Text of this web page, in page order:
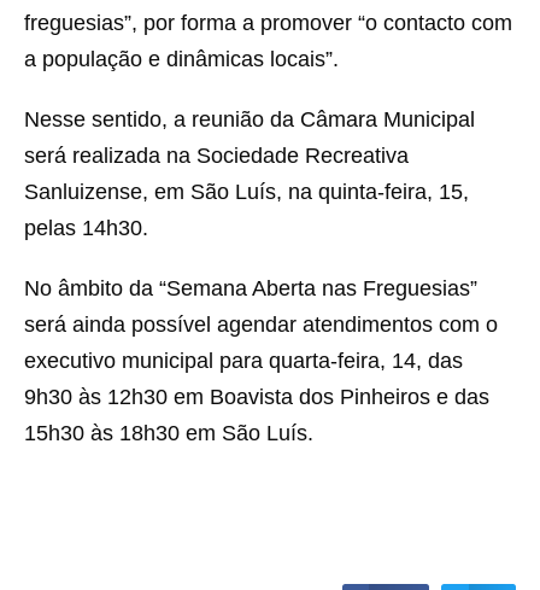
freguesias”, por forma a promover “o contacto com
a população e dinâmicas locais”.
Nesse sentido, a reunião da Câmara Municipal
será realizada na Sociedade Recreativa
Sanluizense, em São Luís, na quinta-feira, 15,
pelas 14h30.
No âmbito da “Semana Aberta nas Freguesias”
será ainda possível agendar atendimentos com o
executivo municipal para quarta-feira, 14, das
9h30 às 12h30 em Boavista dos Pinheiros e das
15h30 às 18h30 em São Luís.